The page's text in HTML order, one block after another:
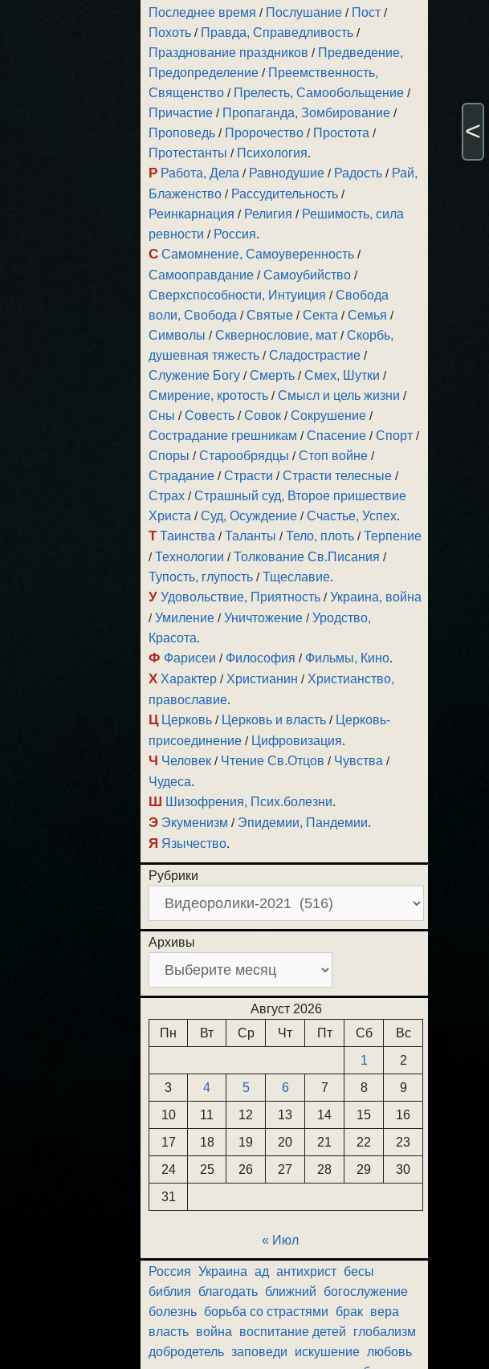
Последнее время / Послушание / Пост /
Похоть / Правда, Справедливость /
Празднование праздников / Предведение,
Предопределение / Преемственность,
Священство / Прелесть, Самообольщение /
Причастие / Пропаганда, Зомбирование /
Проповедь / Пророчество / Простота /
Протестанты / Психология.
Р Работа, Дела / Равнодушие / Радость / Рай,
Блаженство / Рассудительность /
Реинкарнация / Религия / Решимость, сила
ревности / Россия.
С Самомнение, Самоуверенность /
Самооправдание /Самоубийство /
Сверхспособности, Интуиция /Свобода
воли, Свобода /Святые /Секта /Семья /
Символы /Сквернословие, мат /Скорбь,
душевная тяжесть /Сладострастие /
Служение Богу /Смерть /Смех, Шутки /
Смирение, кротость /Смысл и цель жизни /
Сны /Совесть /Совок /Сокрушение /
Сострадание грешникам /Спасение /Спорт /
Споры /Старообрядцы /Стоп войне /
Страдание /Страсти /Страсти телесные /
Страх /Страшный суд, Второе пришествие
Христа /Суд, Осуждение /Счастье, Успех.
Т Таинства /Таланты /Тело, плоть /Терпение
/Технологии /Толкование Св.Писания /
Тупость, глупость /Тщеславие.
У Удовольствие, Приятность /Украина, война
/Умиление /Уничтожение /Уродство,
Красота.
Ф Фарисеи / Философия / Фильмы, Кино.
Х Характер / Христианин / Христианство,
православие.
Ц Церковь / Церковь и власть / Церковь-
присоединение / Цифровизация.
Ч Человек / Чтение Св.Отцов / Чувства /
Чудеса.
Ш Шизофрения, Псих.болезни.
Э Экуменизм / Эпидемии, Пандемии.
Я Язычество.
Рубрики
Архивы
Август 2026
Пн
Вт Ср Чт Пт Сб
Вс
1
2
3
4 5 6 7 8
9
10
11 12 13 14 15
16
17
18 19 20 21 22
23
24
25 26 27 28 29
30
31
« Июл
Россия Украина ад антихрист бесы
библия
благодать ближний
богослужение
болезнь борьба со страстями брак вера
власть война воспитание детей
глобализм
добродетель заповеди искушение любовь
<